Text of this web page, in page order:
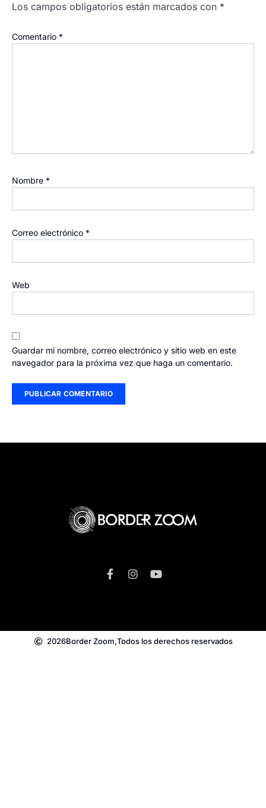
Los campos obligatorios están marcados con *
Comentario *
Nombre *
Correo electrónico *
Web
Guardar mi nombre, correo electrónico y sitio web en este
navegador para la próxima vez que haga un comentario.
2026Border Zoom,Todos los derechos reservados